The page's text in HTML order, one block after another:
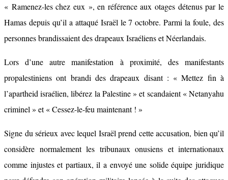
« Ramenez-les chez eux », en référence aux otages détenus par le
Hamas depuis qu’il a attaqué Israël le 7 octobre. Parmi la foule, des
personnes brandissaient des drapeaux Israéliens et Néerlandais.
Lors d’une autre manifestation à proximité, des manifestants
propalestiniens ont brandi des drapeaux disant : « Mettez fin à
l’apartheid israélien, libérez la Palestine » et scandaient « Netanyahu
criminel » et « Cessez-le-feu maintenant ! »
Signe du sérieux avec lequel Israël prend cette accusation, bien qu’il
considère normalement les tribunaux onusiens et internationaux
comme injustes et partiaux, il a envoyé une solide équipe juridique